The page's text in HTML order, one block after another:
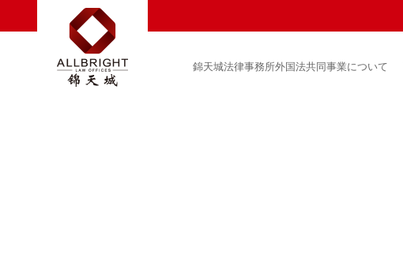
錦天城法律事務所外国法共同事業について